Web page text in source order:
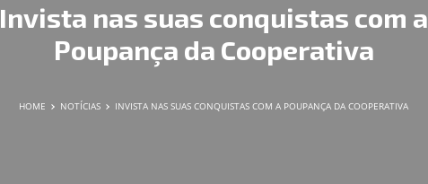
Invista nas suas conquistas com a
Poupança da Cooperativa
HOME NOTÍCIAS INVISTA NAS SUAS CONQUISTAS COM A POUPANÇA DA COOPERATIVA